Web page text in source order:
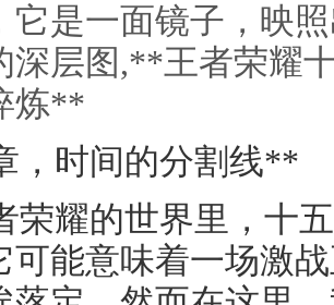
它是一面镜子，映
深层图,**王者荣耀
炼**
，时间的分割线**
荣耀的世界里，十
可能意味着一场激